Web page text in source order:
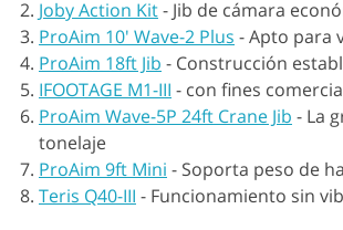
Joby Action Kit- Jib de cámara
ProAim 10' Wave-2 Plus -Apto para
ProAim 18ft Jib - Construcción
IFOOTAGE M1-III - con fines
ProAim Wave-5P 24ft Crane Jib - La
tonelaje
ProAim 9ft Mini - Soporta peso de
Teris Q40-III - Funcionamiento sin